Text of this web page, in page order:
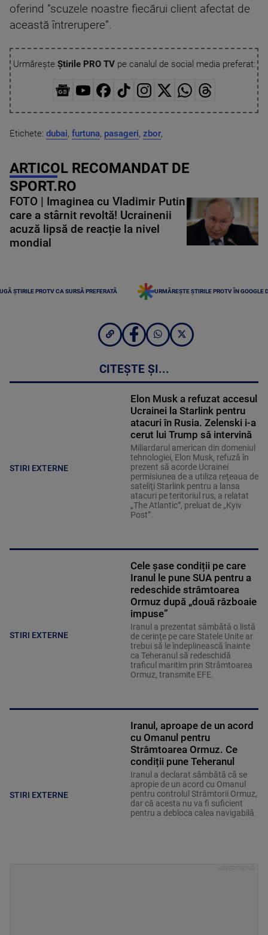
oferind ”scuzele noastre fiecărui client afectat de
această întrerupere”.
Urmărește Știrile PRO TVpe canalul de social media preferat:
Etichete: dubai, furtuna, pasageri, zbor,
ARTICOL RECOMANDAT DE
SPORT.RO
FOTO | Imaginea cu Vladimir Putin
care a stârnit revoltă! Ucrainenii
acuză lipsă de reacție la nivel
mondial
ȘTIRILE PROTV CA SURSĂ PREFERATĂ URMĂREȘTE ȘTIRILE PROTV ÎN GOOGLE
CITEȘTE ȘI...
STIRI EXTERNE
Elon Musk a refuzat accesul
Ucrainei la Starlink pentru
atacuri în Rusia. Zelenski i-a
cerut lui Trump să intervină
Miliardarul american din domeniul
tehnologiei, Elon Musk, refuză în
prezent să acorde Ucrainei
permisiunea de a utiliza reţeaua de
sateliţi Starlink pentru a lansa
atacuri pe teritoriul rus, a relatat
„The Atlantic”, preluat de „Kyiv
Post”.
STIRI EXTERNE
Cele șase condiții pe care
Iranul le pune SUA pentru a
redeschide strâmtoarea
Ormuz după „două războaie
impuse”
Iranul a prezentat sâmbătă o listă
de cerinţe pe care Statele Unite ar
trebui să le îndeplinească înainte
ca Teheranul să redeschidă
traficul maritim prin Strâmtoarea
Ormuz, transmite EFE.
STIRI EXTERNE
Iranul, aproape de un acord
cu Omanul pentru
Strâmtoarea Ormuz. Ce
condiții pune Teheranul
Iranul a declarat sâmbătă că se
apropie de un acord cu Omanul
pentru controlul Strâmtorii Ormuz,
dar că acesta nu va fi suficient
pentru a debloca calea navigabilă.